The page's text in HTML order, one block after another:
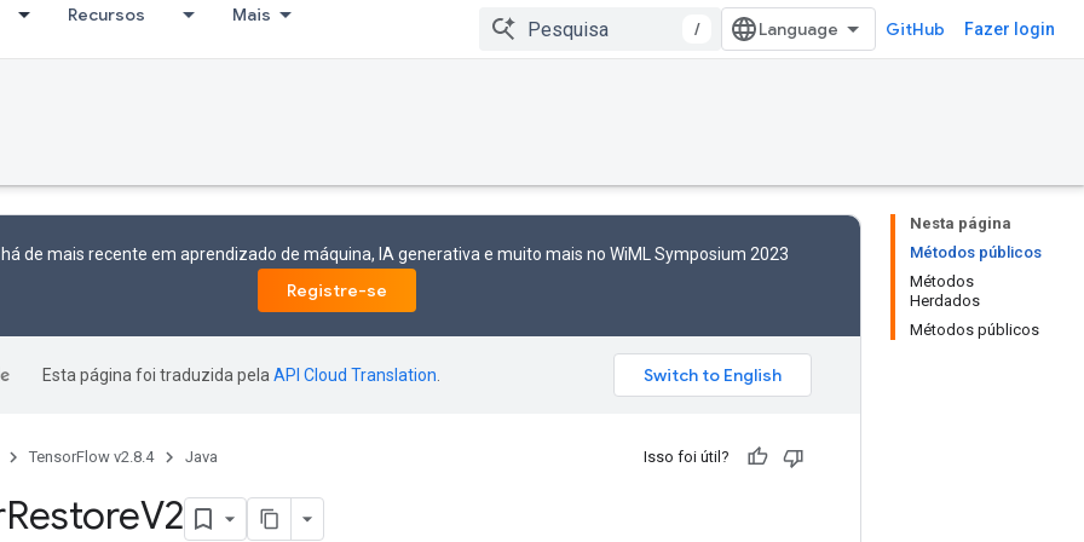
Recursos Mais
/ GitHub Fazer login
Nesta página
Métodos públicos
Métodos
Herdados
Métodos públicos
de mais recente em aprendizado de máquina, IA generativa e muito mais no WiML Symposium 2023
Registre-se
Esta página foi traduzida pela API Cloud Translation
TensorFlow v2.8.4 Java Isso foi útil?
RestoreV2